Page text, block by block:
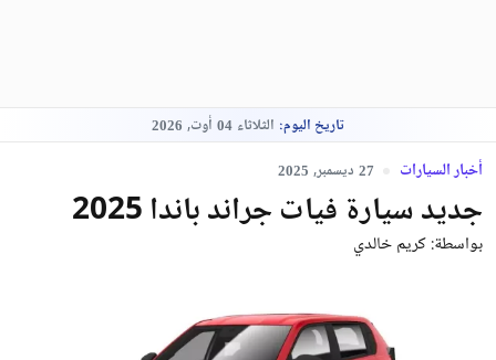
تاريخ اليوم: الثلاثاء 04 أوت, 2026
أخبار السيارات 27 ديسمبر, 2025
جديد سيارة فيات جراند باندا 2025
بواسطة:كريم خالدي